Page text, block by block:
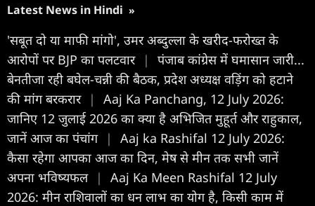
Latest News in Hindi »
'सबूत दो या माफी मांगो', उमर अब्दुल्ला के खरीद-फरोख्त के
आरोपों पर BJP का पलटवार |
पंजाब कांग्रेस में घमासान जारी...
बेनतीजा रही बघेल-चन्नी की बैठक, प्रदेश अध्यक्ष वड़िंग को हटाने
की मांग बरकरार |
Aaj Ka Panchang, 12 July 2026:
जानिए 12 जुलाई 2026 का क्या है अभिजित मुहूर्त और राहुकाल,
जानें आज का पंचांग |
Aaj ka Rashifal 12 July 2026:
कैसा रहेगा आपका आज का द‍िन, मेष से मीन तक सभी जानें
अपना भविष्यफल |
Aaj Ka Meen Rashifal 12 July
2026: मीन राशिवालों का धन लाभ का योग है, किसी काम में